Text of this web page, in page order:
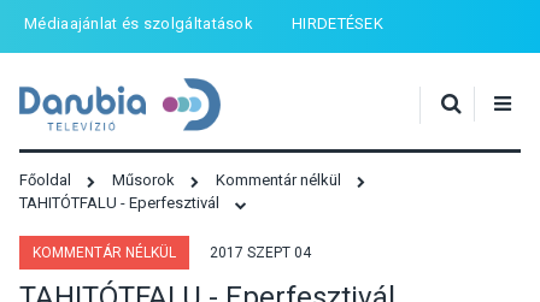
Médiaajánlat és szolgáltatások HIRDETÉSEK
Főoldal Műsorok
Kommentár nélkül
TAHITÓTFALU - Eperfesztivál
KOMMENTÁR NÉLKÜL 2017 SZEPT 04